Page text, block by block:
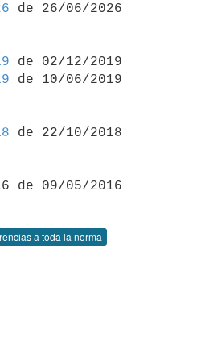
de 26/06/2026
de 02/12/2019
de 10/06/2019
de 22/10/2018
de 09/05/2016
a toda la norma